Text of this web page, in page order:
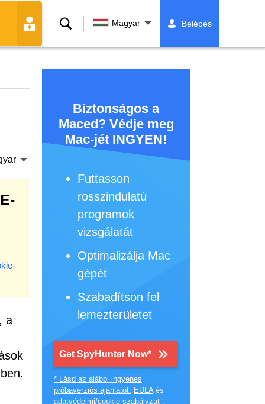
Keresés Magyar Belépés
a
Biztonságos a
Maced? Védje meg
Mac-jét INGYEN!
Futtasson
rosszindulatú
programok
vizsgálatát
Optimalizálja Mac
gépét
Szabadítson fel
lemezterületet
Get SpyHunter Now*
* Lásd az alábbi ingyenes
próbaverziós ajánlatot. EULAés
adatvédelmi/cookie-szabályzat .